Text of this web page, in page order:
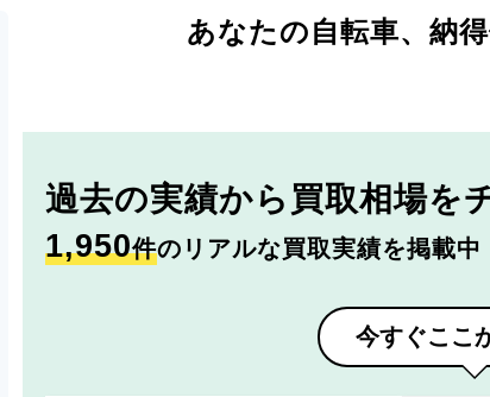
あなたの自転車、 納
過去の実績から 買取相場を
1,950件のリアルな買取実績を掲載中
今すぐここ